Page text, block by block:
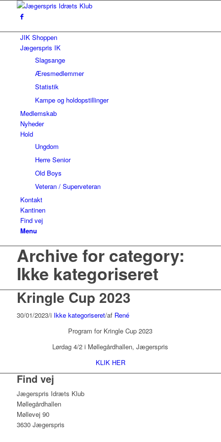
JIK Shoppen
Jægerspris IK
Slagsange
Æresmedlemmer
Statistik
Kampe og holdopstillinger
Medlemskab
Nyheder
Hold
Ungdom
Herre Senior
Old Boys
Veteran / Superveteran
Kontakt
Kantinen
Find vej
Menu
Archive for category:
Ikke kategoriseret
Kringle Cup 2023
30/01/2023/i Ikke kategoriseret/af René
Program for Kringle Cup 2023
Lørdag 4/2 i Møllegårdhallen, Jægerspris
KLIK HER
Find vej
Jægerspris Idræts Klub
Møllegårdhallen
Møllevej 90
3630 Jægerspris